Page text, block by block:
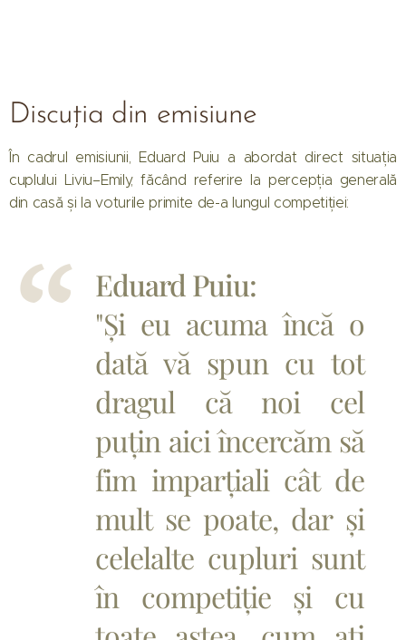
Discuția din emisiune
În cadrul emisiunii, Eduard Puiu a abordat direct situația
cuplului Liviu–Emily, făcând referire la percepția generală
din casă și la voturile primite de-a lungul competiției:
Eduard Puiu:
"Și eu acuma încă o
dată vă spun cu tot
dragul că noi cel
puțin aici încercăm să
fim imparțiali cât de
mult se poate, dar și
celelalte cupluri sunt
în competiție și cu